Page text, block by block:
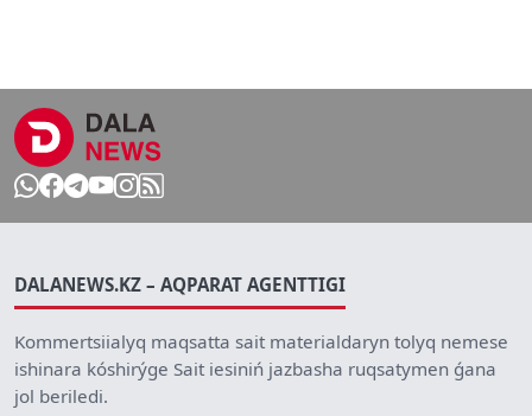
DALANEWS.KZ – AQPARAT AGENTTIGI
Kommertsiialyq maqsatta sait materialdaryn tolyq nemese
ishinara kóshirýge Sait iesiniń jazbasha ruqsatymen ǵana
jol beriledi.